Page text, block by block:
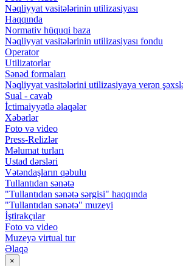
Nəqliyyat vasitələrinin utilizasiyası
Haqqında
Normativ hüquqi baza
Nəqliyyat vasitələrinin utilizasiyası fondu
Operator
Utilizatorlar
Sənəd formaları
Nəqliyyat vasitələrini utilizasiyaya verən
Sual - cavab
İctimaiyyətlə əlaqələr
Xəbərlər
Foto və video
Press-Relizlər
Məlumat turları
Ustad dərsləri
Vətəndaşların qəbulu
Tullantıdan sənətə
"Tullantıdan sənətə sərgisi" haqqında
"Tullantıdan sənətə" muzeyi
İştirakçılar
Foto və video
Muzeyə virtual tur
Əlaqə
×